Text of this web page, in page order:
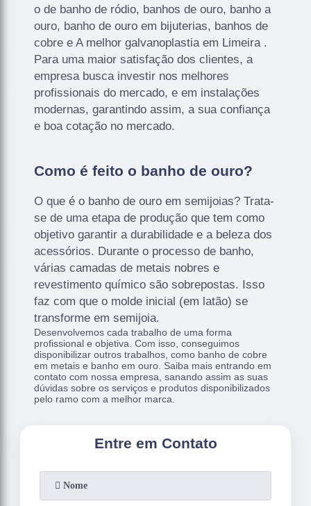
o de banho de ródio, banhos de ouro, banho a
ouro, banho de ouro em bijuterias, banhos de
cobre e A melhor galvanoplastia em Limeira .
Para uma maior satisfação dos clientes, a
empresa busca investir nos melhores
profissionais do mercado, e em instalações
modernas, garantindo assim, a sua confiança
e boa cotação no mercado.
Como é feito o banho de ouro?
O que é o banho de ouro em semijoias? Trata-
se de uma etapa de produção que tem como
objetivo garantir a durabilidade e a beleza dos
acessórios. Durante o processo de banho,
várias camadas de metais nobres e
revestimento químico são sobrepostas. Isso
faz com que o molde inicial (em latão) se
transforme em semijoia.
Desenvolvemos cada trabalho de uma forma
profissional e objetiva. Com isso, conseguimos
disponibilizar outros trabalhos, como banho de cobre
em metais e banho em ouro. Saiba mais entrando em
contato com nossa empresa, sanando assim as suas
dúvidas sobre os serviços e produtos disponibilizados
pelo ramo com a melhor marca.
Entre em Contato